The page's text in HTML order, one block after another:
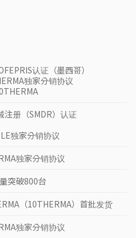
认证（墨西哥）
独家分销协议
注册（SMDR）认证
独家分销协议
独家分销协议
突破800台
（10THERMA）首批发货
独家分销协议